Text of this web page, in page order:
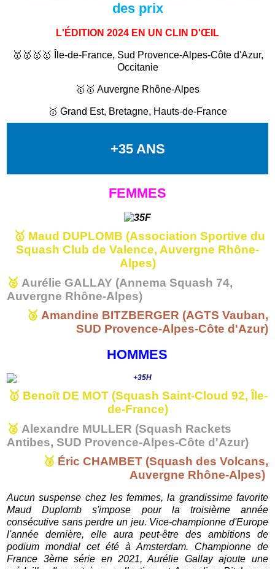
des prix
L'ÉDITION 2024 EN UN CLIN D'ŒIL
🥇🥇🥇🥇 Île-de-France, Sud Provence-Alpes-Côte d'Azur,
Occitanie
🥇🥇 Auvergne Rhône-Alpes
🥇 Grand Est, Bretagne, Hauts-de-France
+35 ANS
FEMMES
🥇 Maud DUPLOMB (Association Sportive du
Squash Club de Valence, Auvergne Rhône-
Alpes)
🥈 Aurélie GALLAY (Annema Squash 74,
Auvergne Rhône-Alpes)
🥉 Amandine BITZBERGER (AGTS Vauban,
SUD Provence-Alpes-Côte d'Azur)
HOMMES
🥇 Benoît DE MOT (Squash Saint-Cloud 92, Île-
de-France)
🥈 Alexandre MULLER (Squash Rackets
Antibes, SUD Provence-Alpes-Côte d'Azur)
🥉 Éric CHAMBET (Squash des Volcans,
Auvergne Rhône-Alpes)
Aucun suspense chez les femmes, la grandissime favorite
Maud Duplomb s'impose pour la troisième année
consécutive sans perdre un jeu. Vice-championne d'Europe
l'année dernière, elle aura peut-être des ambitions de
podium mondial cet été à Amsterdam. Championne de
France 3ème série en 2021, Aurélie Gallay ajoute une